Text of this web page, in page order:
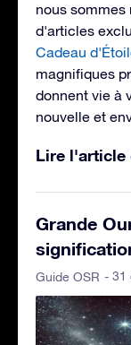
nous sommes
d'articles
Cadeau
magnifiques
donnent vie à
nouvelle et
Lire l'article
Grande
Guide OSR - 31